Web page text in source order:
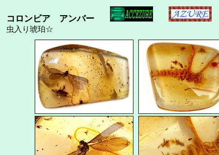
コロンビア アンバー
虫入り琥珀☆